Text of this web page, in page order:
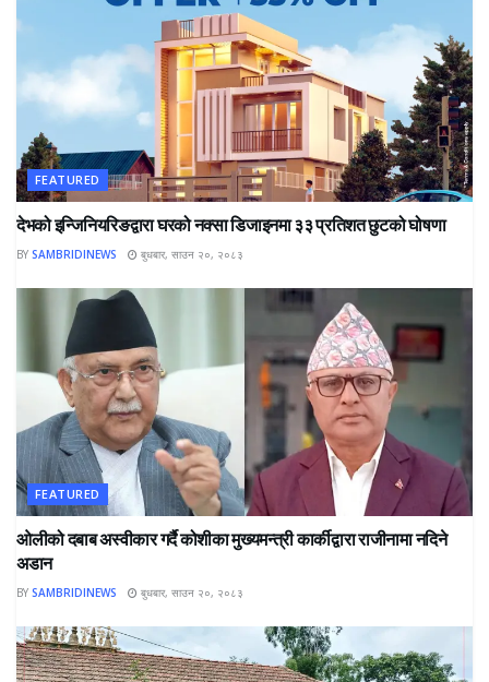
FEATURED
देभको इन्जिनियरिङद्वारा घरको नक्सा डिजाइनमा ३३ प्रतिशत छुटको घोषणा
BY SAMBRIDINEWS बुधबार, साउन २०, २०८३
FEATURED
ओलीको दबाब अस्वीकार गर्दै कोशीका मुख्यमन्त्री कार्कीद्वारा राजीनामा नदिने
अडान
BY SAMBRIDINEWS बुधबार, साउन २०, २०८३